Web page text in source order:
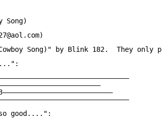
Song)
Song)" by Blink 182.  They
good....":